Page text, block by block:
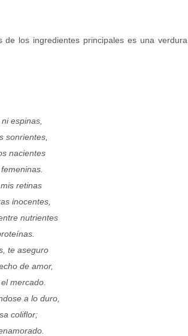
de los ingredientes principales es una verdura
espinas,
sonrientes,
nacientes
retinas
inocentes,
nutrientes
te aseguro
de amor,
mercado.
a lo duro,
coliflor;